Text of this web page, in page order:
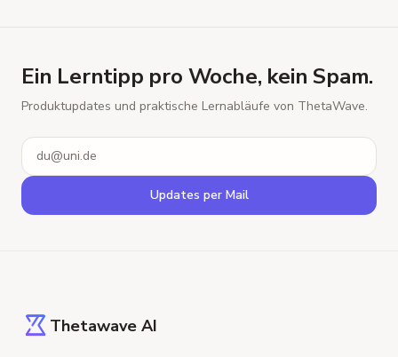
Ein Lerntipp pro Woche, kein Spam.
Produktupdates und praktische Lernabläufe von ThetaWave.
E-Mail
Updates per Mail
Thetawave AI